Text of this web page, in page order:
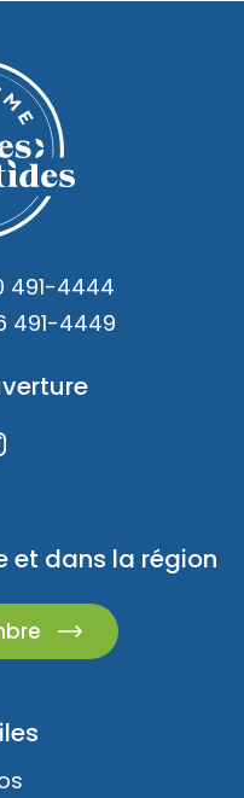
491-4444
491-4449
et dans la région